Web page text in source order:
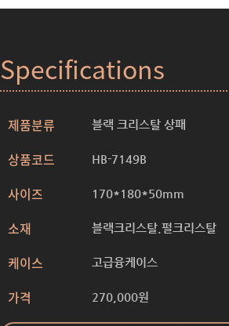
Specifications
제품분류 블랙 크리스탈 상패
상품코드 HB-7149B
사이즈 170*180*50mm
소재 블랙크리스탈.펄크리스탈
케이스 고급융케이스
가격 270,000원